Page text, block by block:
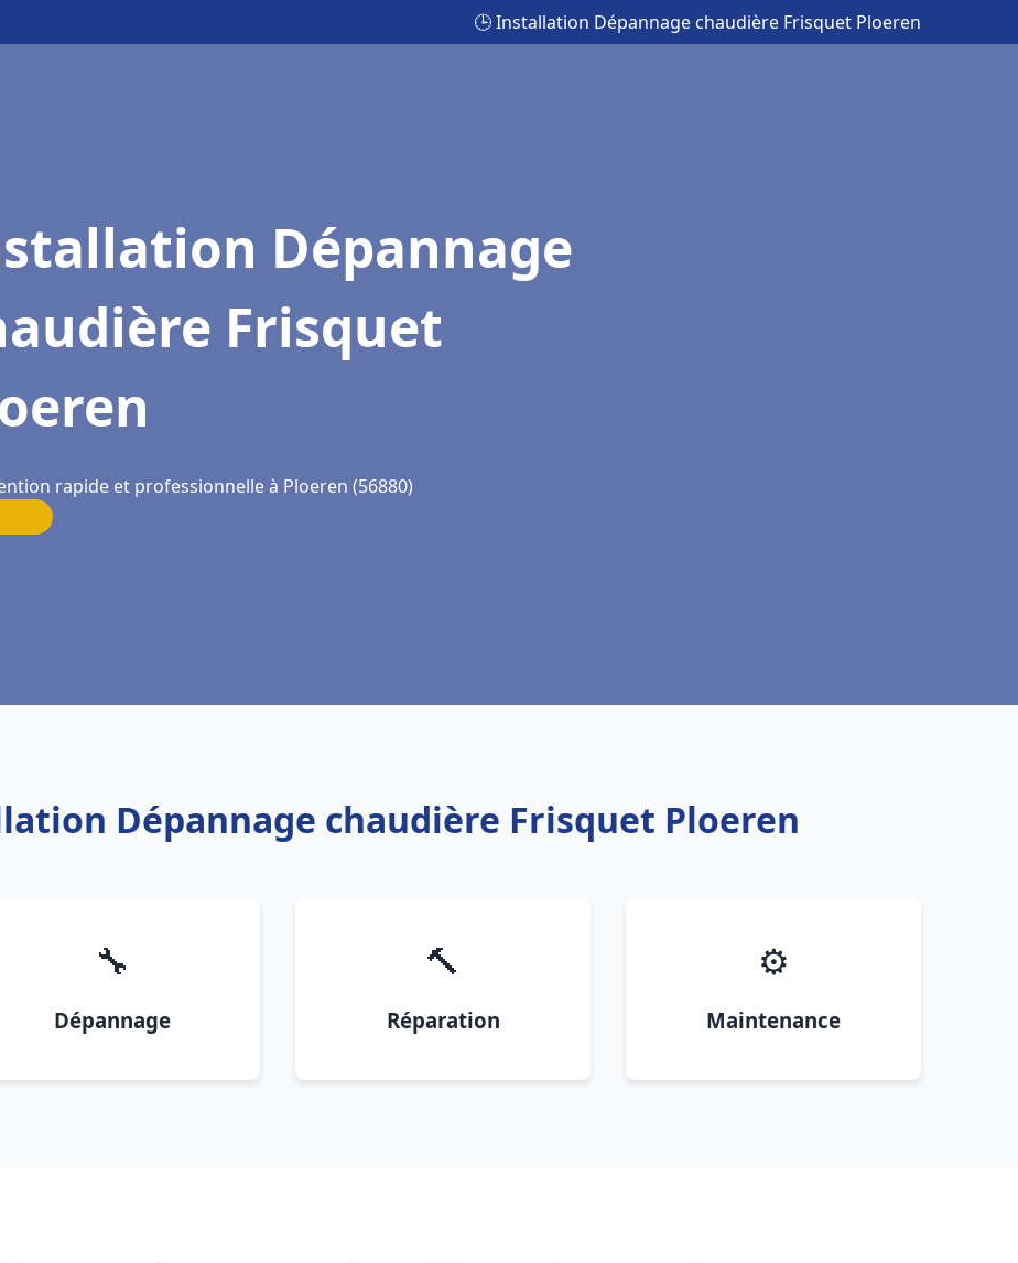
🕒 Installation Dépannage chaudière Frisquet Ploeren
Dépannage
Frisquet
rapide et professionnelle à Ploeren (56880)
Dépannage chaudière Frisquet Ploeren
🔧
Dépannage
🔨
Réparation
⚙️
Maintenance